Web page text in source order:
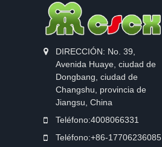
DIRECCIÓN: No. 39,
Avenida Huaye, ciudad de
Dongbang, ciudad de
Changshu, provincia de
Jiangsu, China
Teléfono:4008066331
Teléfono:+86-17706236085